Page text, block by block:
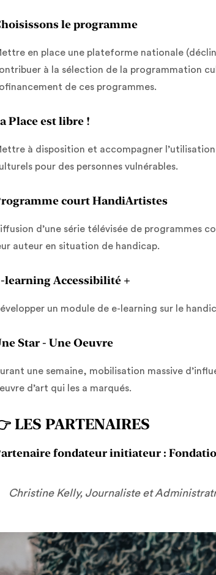
le programme
en place une plateforme nationale
à la sélection de la programmation
de ces programmes.
Place est libre !
à disposition et accompagner
pour des personnes vulnérables.
court HandiArtistes
d’une série télévisée de programmes
auteur en situation de handicap.
learning Accessibilité +
un module de e-learning sur le
Star - Une Oeuvre
une semaine, mobilisation massive
d’art qui les a marqués.
LES PARTENAIRES
fondateur initiateur :
Christine Kelly, Journaliste et